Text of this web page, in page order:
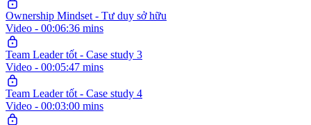
Ownership Mindset - Tư duy sở hữu
Video - 00:06:36 mins
Team Leader tốt - Case study 3
Video - 00:05:47 mins
Team Leader tốt - Case study 4
Video - 00:03:00 mins